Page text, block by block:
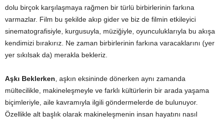
dolu birçok karşılaşmaya rağmen bir türlü birbirlerinin farkına
varmazlar. Film bu şekilde akıp gider ve biz de filmin etkileyici
sinematografisiyle, kurgusuyla, müziğiyle, oyunculuklarıyla bu akışa
kendimizi bırakırız. Ne zaman birbirlerinin farkına varacaklarını (yer
yer sıkılsak da) merakla bekleriz.
Aşkı Beklerken , aşkın eksininde dönerken aynı zamanda
mültecilikle, makineleşmeyle ve farklı kültürlerin bir arada yaşama
biçimleriyle, aile kavramıyla ilgili göndermelerde de bulunuyor.
Özellikle alt başlık olarak makineleşmenin insan hayatını nasıl